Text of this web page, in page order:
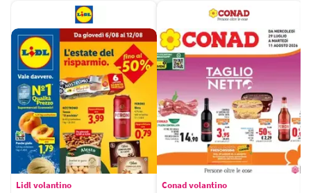
Lidl volantino Conad volantino